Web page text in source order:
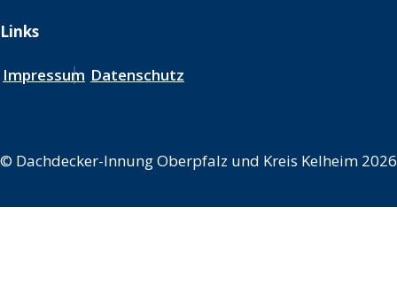
Links
Impressum Datenschutz
© Dachdecker-Innung Oberpfalz und Kreis Kelheim 2026